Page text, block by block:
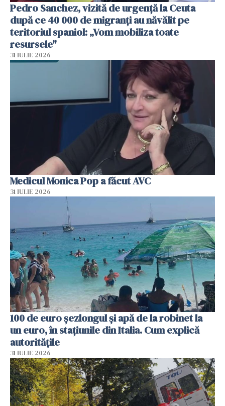
Pedro Sanchez, vizită de urgență la Ceuta
după ce 40 000 de migranți au năvălit pe
teritoriul spaniol: „Vom mobiliza toate
resursele"
31 IULIE 2026
Medicul Monica Pop a făcut AVC
31 IULIE 2026
100 de euro șezlongul și apă de la robinet la
un euro, în stațiunile din Italia. Cum explică
autoritățile
31 IULIE 2026